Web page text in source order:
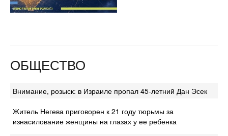
ОБЩЕСТВО
Внимание, розыск: в Израиле пропал 45-летний Дан Эсек
Житель Негева приговорен к 21 году тюрьмы за
изнасилование женщины на глазах у ее ребенка